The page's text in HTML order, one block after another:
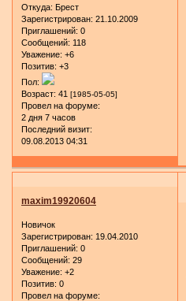
Откуда: Брест
Зарегистрирован: 21.10.2009
Приглашений: 0
Сообщений: 118
Уважение: +6
Позитив: +3
Пол:
Возраст: 41 [1985-05-05]
Провел на форуме:
2 дня 7 часов
Последний визит:
09.08.2013 04:31
maxim19920604
Новичок
Зарегистрирован: 19.04.2010
Приглашений: 0
Сообщений: 29
Уважение: +2
Позитив: 0
Провел на форуме: